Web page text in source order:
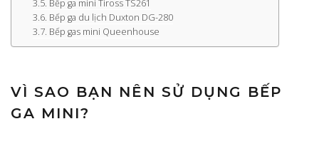
Bếp ga mini Tiross TS261
Bếp ga du lịch Duxton DG-280
Bếp gas mini Queenhouse
VÌ SAO BẠN NÊN SỬ DỤNG BẾP
GA MINI?